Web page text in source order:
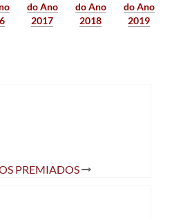
do Ano
2017
do Ano
2018
do Ano
2019
PREMIADOS